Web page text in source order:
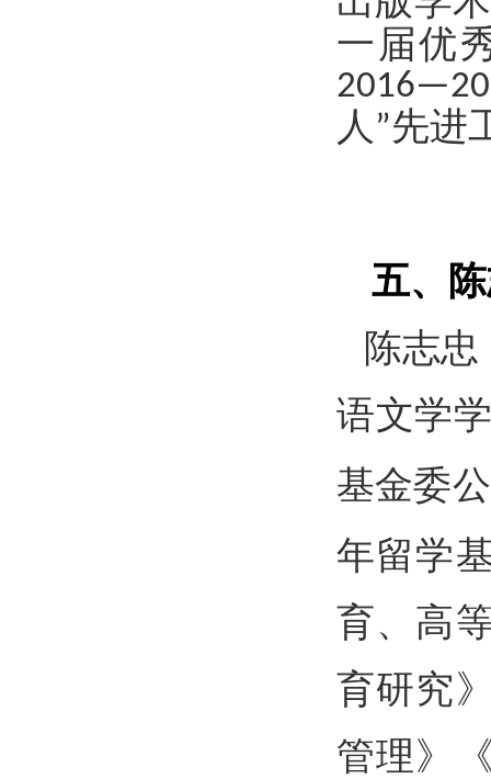
一届优
人 ”先进
五、
陈志忠
语文学
基金委
年留学
育、高
育研究
管理》